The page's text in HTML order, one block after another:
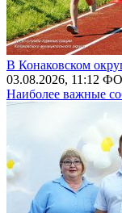
В Конаковском
03.08.2026, 11:12
Наиболее важные